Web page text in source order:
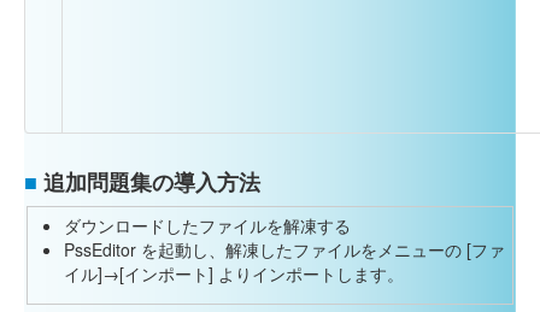
■ 追加問題集の導入方法
ダウンロードしたファイルを解凍する
PssEditor を起動し、解凍したファイルをメニューの [ファ
イル]→[インポート] よりインポートします。